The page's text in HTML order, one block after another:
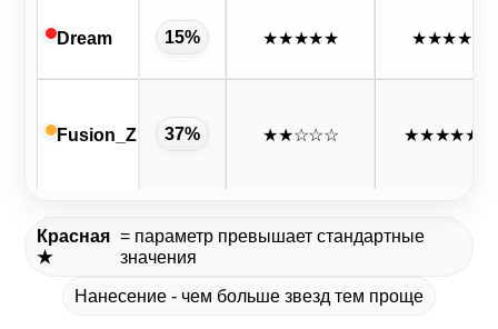
Dream 15% ★★★★★ ★★★★
Fusion_Z 37% ★★☆☆☆ ★★★★★
Красная
★
= параметр превышает стандартные
значения
Нанесение - чем больше звезд тем проще